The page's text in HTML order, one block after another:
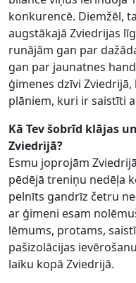
konkurencē. Diemžēl,
augstākajā Zviedrijas
runājām gan par
gan par jaunatnes
ģimenes dzīvi
plāniem, kuri ir saistīti
Kā Tev šobrīd klājas
Zviedrijā?
Esmu joprojām
pēdējā treniņu nedēļa
pelnīts gandrīz četru
ar ģimeni esam
lēmums, protams,
pašizolācijas
laiku kopā Zviedrijā.